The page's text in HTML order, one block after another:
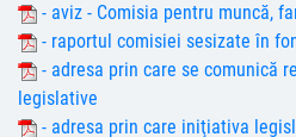
- aviz - Comisia pentru muncă,
- raportul comisiei sesizate în
- adresa prin care se comunică
legislative
- adresa prin care iniţiativa